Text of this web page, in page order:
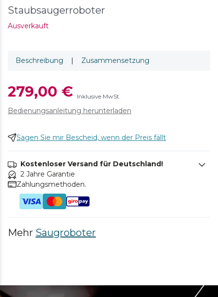
Staubsaugerroboter
Ausverkauft
Beschreibung | Zusammensetzung
279,00 € Inklusive MwSt.
Bedienungsanleitung herunterladen
Sagen Sie mir Bescheid, wenn der Preis fällt
Kostenloser Versand für Deutschland!
2 Jahre Garantie
Zahlungsmethoden.
Mehr Saugroboter